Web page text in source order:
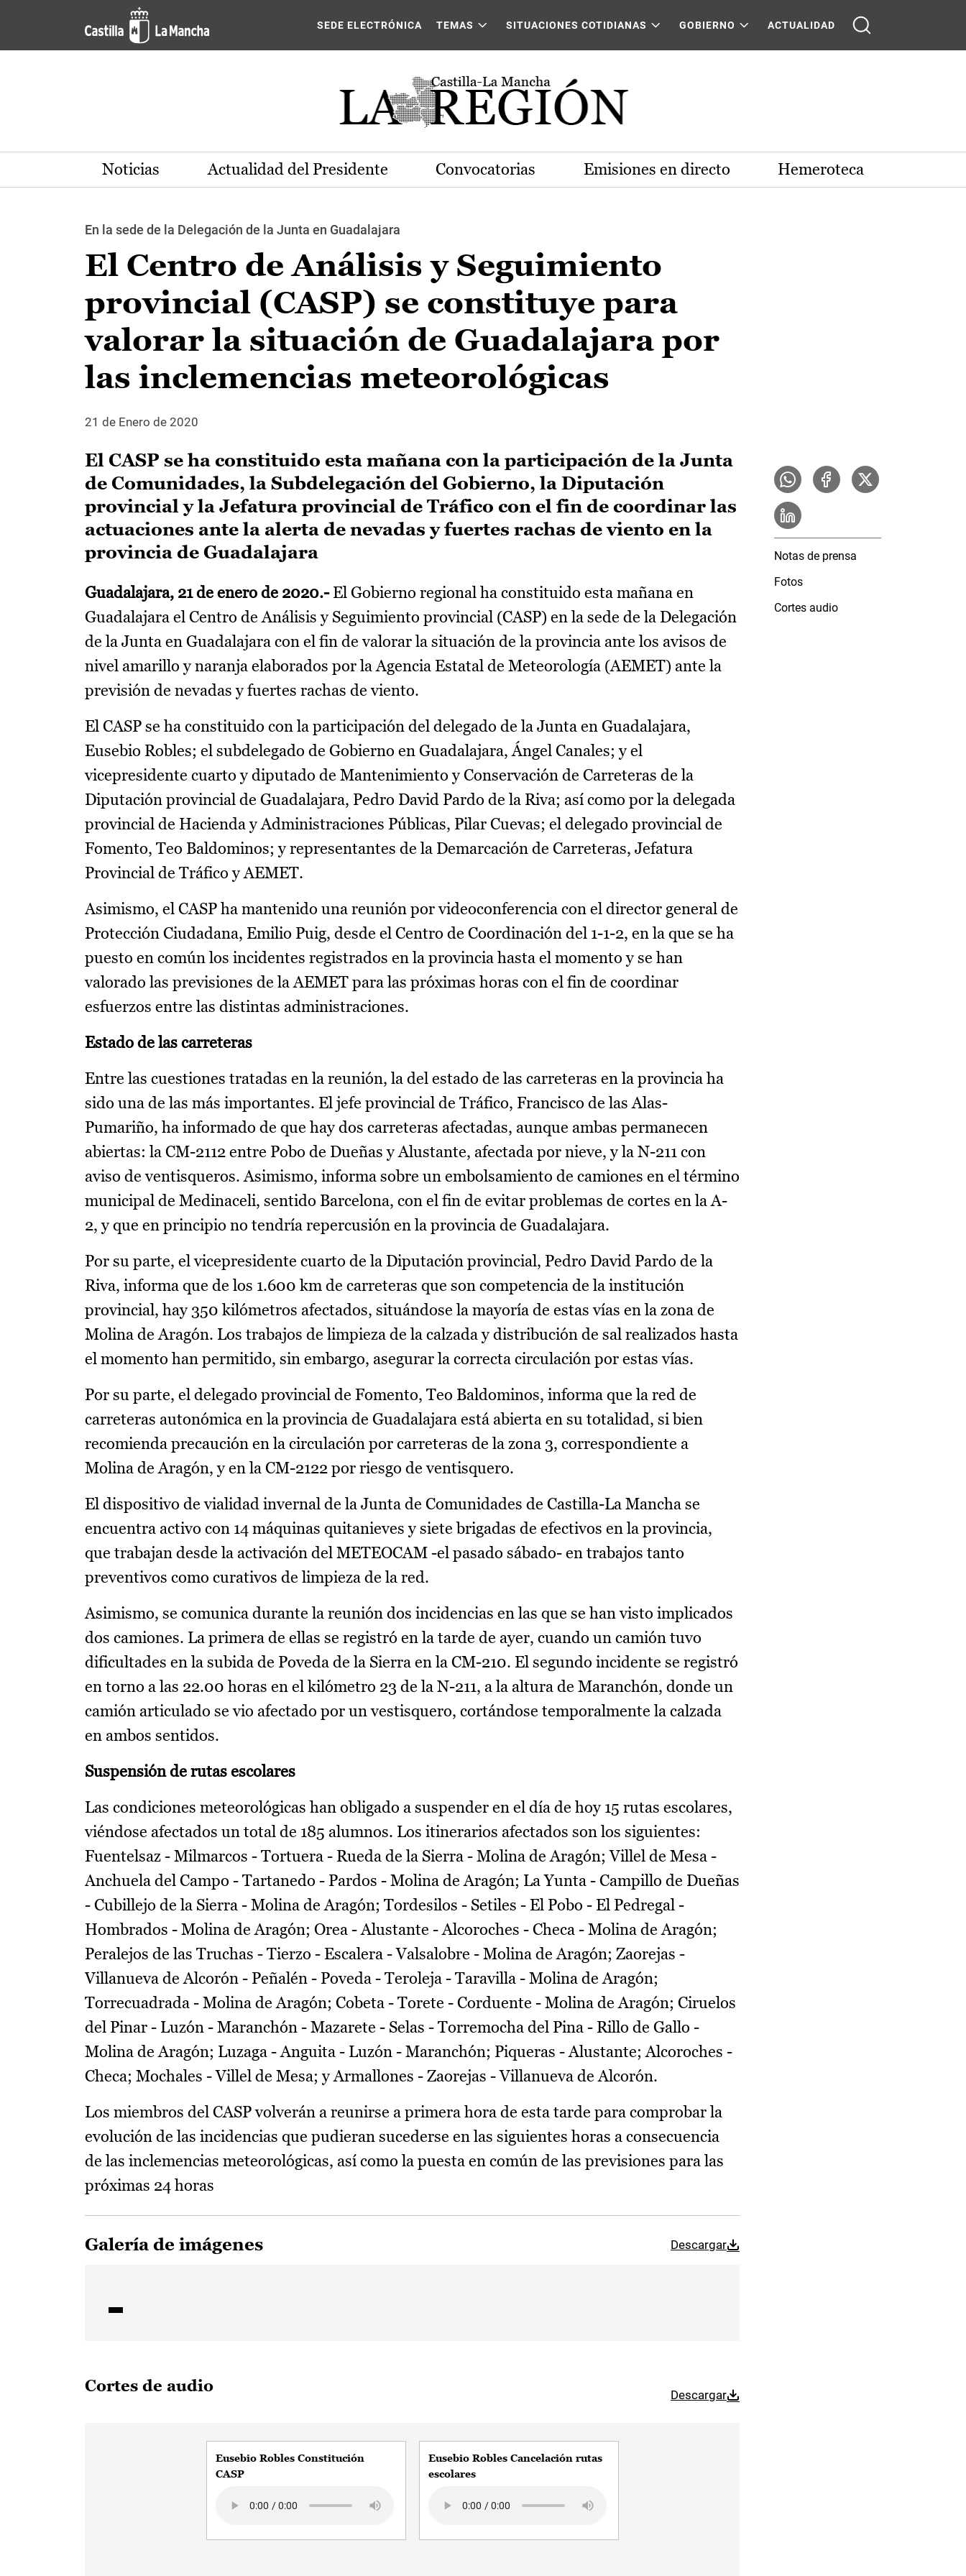
Pasar al contenido principal
SEDE ELECTRÓNICA TEMAS SITUACIONES COTIDIANAS GOBIERNO ACTUALIDAD
Noticias Actualidad del Presidente Convocatorias Emisiones en directo Hemeroteca
En la sede de la Delegación de la Junta en Guadalajara
El Centro de Análisis y Seguimiento
provincial (CASP) se constituye para
valorar la situación de Guadalajara por
las inclemencias meteorológicas
21 de Enero de 2020
El CASP se ha constituido esta mañana con la participación de la Junta
de Comunidades, la Subdelegación del Gobierno, la Diputación
provincial y la Jefatura provincial de Tráfico con el fin de coordinar las
actuaciones ante la alerta de nevadas y fuertes rachas de viento en la
provincia de Guadalajara
Guadalajara, 21 de enero de 2020.- El Gobierno regional ha constituido esta mañana en
Guadalajara el Centro de Análisis y Seguimiento provincial (CASP) en la sede de la Delegación
de la Junta en Guadalajara con el fin de valorar la situación de la provincia ante los avisos de
nivel amarillo y naranja elaborados por la Agencia Estatal de Meteorología (AEMET) ante la
previsión de nevadas y fuertes rachas de viento.
El CASP se ha constituido con la participación del delegado de la Junta en Guadalajara,
Eusebio Robles; el subdelegado de Gobierno en Guadalajara, Ángel Canales; y el
vicepresidente cuarto y diputado de Mantenimiento y Conservación de Carreteras de la
Diputación provincial de Guadalajara, Pedro David Pardo de la Riva; así como por la delegada
provincial de Hacienda y Administraciones Públicas, Pilar Cuevas; el delegado provincial de
Fomento, Teo Baldominos; y representantes de la Demarcación de Carreteras, Jefatura
Provincial de Tráfico y AEMET.
Asimismo, el CASP ha mantenido una reunión por videoconferencia con el director general de
Protección Ciudadana, Emilio Puig, desde el Centro de Coordinación del 1-1-2, en la que se ha
puesto en común los incidentes registrados en la provincia hasta el momento y se han
valorado las previsiones de la AEMET para las próximas horas con el fin de coordinar
esfuerzos entre las distintas administraciones.
Estado de las carreteras
Entre las cuestiones tratadas en la reunión, la del estado de las carreteras en la provincia ha
sido una de las más importantes. El jefe provincial de Tráfico, Francisco de las Alas-
Pumariño, ha informado de que hay dos carreteras afectadas, aunque ambas permanecen
abiertas: la CM-2112 entre Pobo de Dueñas y Alustante, afectada por nieve, y la N-211 con
aviso de ventisqueros. Asimismo, informa sobre un embolsamiento de camiones en el término
municipal de Medinaceli, sentido Barcelona, con el fin de evitar problemas de cortes en la A-
2, y que en principio no tendría repercusión en la provincia de Guadalajara.
Por su parte, el vicepresidente cuarto de la Diputación provincial, Pedro David Pardo de la
Riva, informa que de los 1.600 km de carreteras que son competencia de la institución
provincial, hay 350 kilómetros afectados, situándose la mayoría de estas vías en la zona de
Molina de Aragón. Los trabajos de limpieza de la calzada y distribución de sal realizados hasta
el momento han permitido, sin embargo, asegurar la correcta circulación por estas vías.
Por su parte, el delegado provincial de Fomento, Teo Baldominos, informa que la red de
carreteras autonómica en la provincia de Guadalajara está abierta en su totalidad, si bien
recomienda precaución en la circulación por carreteras de la zona 3, correspondiente a
Molina de Aragón, y en la CM-2122 por riesgo de ventisquero.
El dispositivo de vialidad invernal de la Junta de Comunidades de Castilla-La Mancha se
encuentra activo con 14 máquinas quitanieves y siete brigadas de efectivos en la provincia,
que trabajan desde la activación del METEOCAM -el pasado sábado- en trabajos tanto
preventivos como curativos de limpieza de la red.
Asimismo, se comunica durante la reunión dos incidencias en las que se han visto implicados
dos camiones. La primera de ellas se registró en la tarde de ayer, cuando un camión tuvo
dificultades en la subida de Poveda de la Sierra en la CM-210. El segundo incidente se registró
en torno a las 22.00 horas en el kilómetro 23 de la N-211, a la altura de Maranchón, donde un
camión articulado se vio afectado por un vestisquero, cortándose temporalmente la calzada
en ambos sentidos.
Suspensión de rutas escolares
Las condiciones meteorológicas han obligado a suspender en el día de hoy 15 rutas escolares,
viéndose afectados un total de 185 alumnos. Los itinerarios afectados son los siguientes:
Fuentelsaz - Milmarcos - Tortuera - Rueda de la Sierra - Molina de Aragón; Villel de Mesa -
Anchuela del Campo - Tartanedo - Pardos - Molina de Aragón; La Yunta - Campillo de Dueñas
- Cubillejo de la Sierra - Molina de Aragón; Tordesilos - Setiles - El Pobo - El Pedregal -
Hombrados - Molina de Aragón; Orea - Alustante - Alcoroches - Checa - Molina de Aragón;
Peralejos de las Truchas - Tierzo - Escalera - Valsalobre - Molina de Aragón; Zaorejas -
Villanueva de Alcorón - Peñalén - Poveda - Teroleja - Taravilla - Molina de Aragón;
Torrecuadrada - Molina de Aragón; Cobeta - Torete - Corduente - Molina de Aragón; Ciruelos
del Pinar - Luzón - Maranchón - Mazarete - Selas - Torremocha del Pina - Rillo de Gallo -
Molina de Aragón; Luzaga - Anguita - Luzón - Maranchón; Piqueras - Alustante; Alcoroches -
Checa; Mochales - Villel de Mesa; y Armallones - Zaorejas - Villanueva de Alcorón.
Los miembros del CASP volverán a reunirse a primera hora de esta tarde para comprobar la
evolución de las incidencias que pudieran sucederse en las siguientes horas a consecuencia
de las inclemencias meteorológicas, así como la puesta en común de las previsiones para las
próximas 24 horas
Galería de imágenes Descargar
Cortes de audio Descargar
Eusebio Robles Constitución
CASP
Eusebio Robles Cancelación rutas
escolares
Notas de prensa
Fotos
Cortes audio